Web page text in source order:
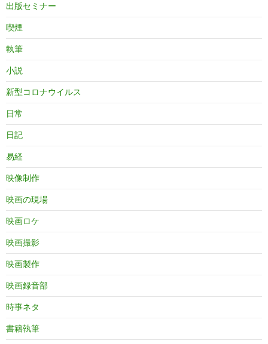
出版セミナー
喫煙
執筆
小説
新型コロナウイルス
日常
日記
易経
映像制作
映画の現場
映画ロケ
映画撮影
映画製作
映画録音部
時事ネタ
書籍執筆